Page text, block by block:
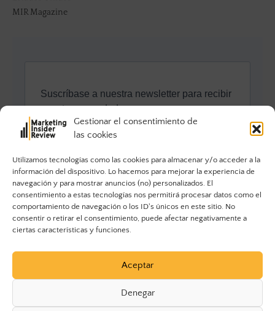
Gestionar el consentimiento de
las cookies
Utilizamos tecnologías como las cookies para almacenar y/o acceder a la
información del dispositivo. Lo hacemos para mejorar la experiencia de
navegación y para mostrar anuncios (no) personalizados. El
consentimiento a estas tecnologías nos permitirá procesar datos como el
comportamiento de navegación o los ID's únicos en este sitio. No
consentir o retirar el consentimiento, puede afectar negativamente a
ciertas características y funciones.
Aceptar
Denegar
MIR Magazine